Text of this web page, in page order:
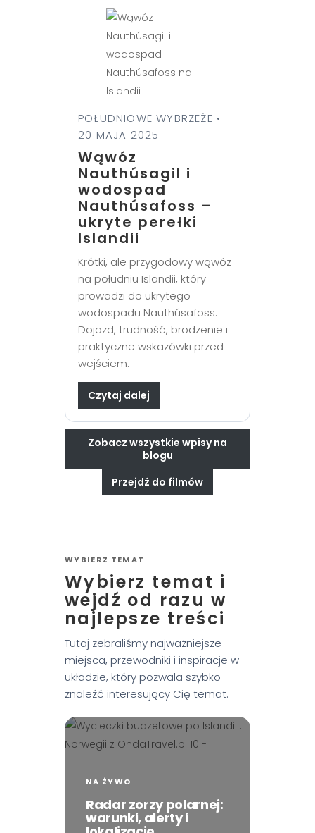
POŁUDNIOWE WYBRZEŻE •
20 MAJA 2025
Wąwóz
Nauthúsagil i
wodospad
Nauthúsafoss –
ukryte perełki
Islandii
Krótki, ale przygodowy wąwóz
na południu Islandii, który
prowadzi do ukrytego
wodospadu Nauthúsafoss.
Dojazd, trudność, brodzenie i
praktyczne wskazówki przed
wejściem.
Czytaj dalej
Zobacz wszystkie wpisy na
blogu
Przejdź do filmów
WYBIERZ TEMAT
Wybierz temat i
wejdź od razu w
najlepsze treści
Tutaj zebraliśmy najważniejsze
miejsca, przewodniki i inspiracje w
układzie, który pozwala szybko
znaleźć interesujący Cię temat.
NA ŻYWO
Radar zorzy polarnej:
warunki, alerty i